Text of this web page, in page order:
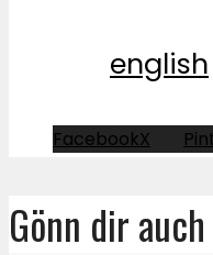
english
FacebookX
Gönn dir auch